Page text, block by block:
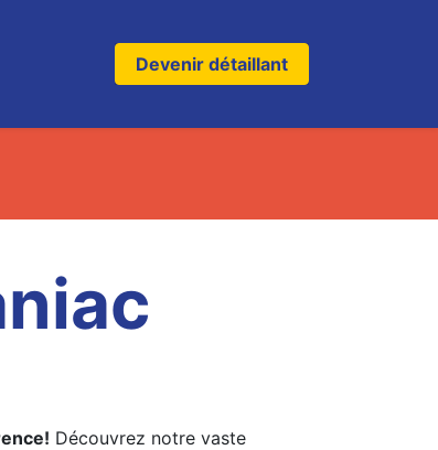
Devenir détaillant
Découvrez notre vaste